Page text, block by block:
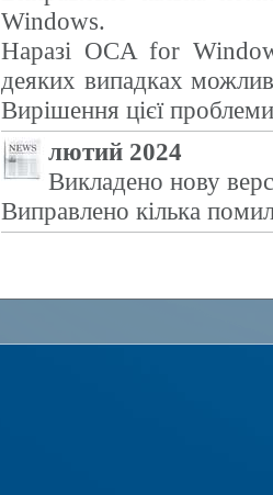
Windows.
Наразі OCA for
деяких випадках
Вирішення цієї
лютий 2024
Викладено нову
Виправлено кілька